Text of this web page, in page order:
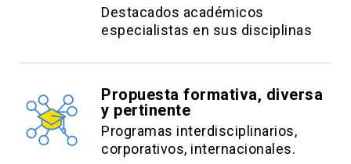
Management (SAM) y CEFAV.
Destacados académicos
especialistas en sus disciplinas
Propuesta formativa, diversa
y pertinente
Programas interdisciplinarios,
corporativos, internacionales.